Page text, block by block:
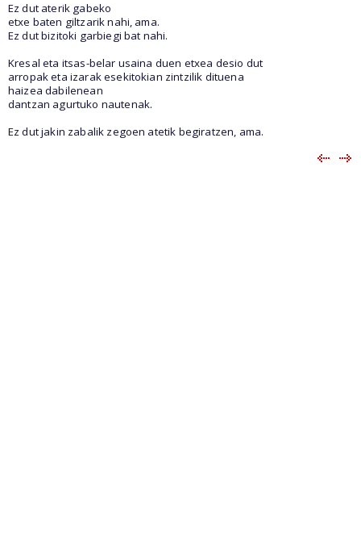
Ez dut aterik gabeko
etxe baten giltzarik nahi, ama.
Ez dut bizitoki garbiegi bat nahi.
Kresal eta itsas-belar usaina duen etxea desio dut
arropak eta izarak esekitokian zintzilik dituena
haizea dabilenean
dantzan agurtuko nautenak.
Ez dut jakin zabalik zegoen atetik begiratzen, ama.